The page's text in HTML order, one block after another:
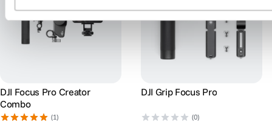
DJI Focus Pro Creator
Combo
(1)
DJI Grip Focus Pro
(0)